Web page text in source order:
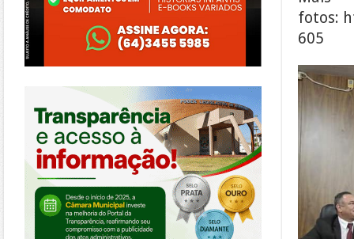
fotos:
605
https://morrinhos.go.leg.br/